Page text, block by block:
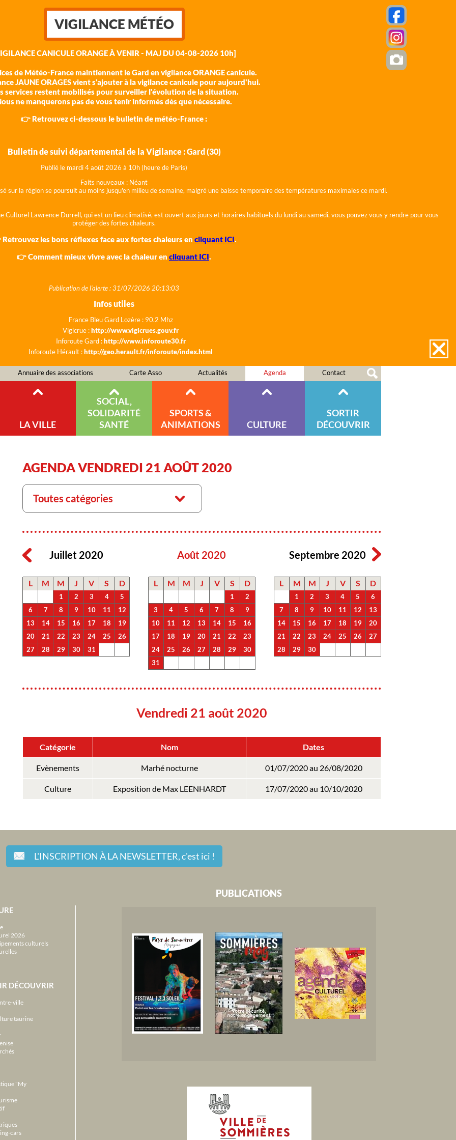
VIGILANCE MÉTÉO
CANICULE ORANGE À VENIR - MAJ DU 04-08-2026 10h]
de Météo-France maintiennent le Gard en vigilance ORANGE canicule.
JAUNE ORAGES vient s'ajouter à la vigilance canicule pour aujourd'hui.
services restent mobilisés pour surveiller l'évolution de la situation.
ne manquerons pas de vous tenir informés dès que nécessaire.
👉 Retrouvez ci-dessous le bulletin de météo-France :
Bulletin de suivi départemental de la Vigilance : Gard (30)
Publié le mardi 4 août 2026 à 10h (heure de Paris)
Faits nouveaux : Néant
sur la région se poursuit au moins jusqu'en milieu de semaine, malgré une baisse temporaire des températures maximales ce mardi.
Lawrence Durrell, qui est un lieu climatisé, est ouvert aux jours et horaires habituels du lundi au samedi, vous pouvez vous y rendre pour vous
protéger des fortes chaleurs.
les bons réflexes face aux fortes chaleurs en cliquant ICI.
👉 Comment mieux vivre avec la chaleur en cliquant ICI.
Publication de l'alerte : 31/07/2026 20:13:03
Infos utiles
France Bleu Gard Lozère : 90.2 Mhz
Vigicrue :http://www.vigicrues.gouv.fr
Inforoute Gard :http://www.inforoute30.fr
Inforoute Hérault :http://geo.herault.fr/inforoute/index.html
Annuaire des associations Carte Asso Actualités Agenda Contact
LA VILLE
SOCIAL,
SOLIDARITÉ
SANTÉ
SPORTS &
ANIMATIONS
CULTURE
SORTIR
DÉCOUVRIR
AGENDA VENDREDI 21 AOÛT 2020
Toutes catégories
Juillet 2020
L M M J V S D
1 2 3 4
5
6
7 8 9 10 11
12
13
14 15 16 17 18
19
20
21 22 23 24 25
26
27
28 29 30 31
Août 2020
L M M J V S D
1
2
3
4 5 6 7 8
9
10
11 12 13 14 15
16
17
18 19 20 21 22
23
24
25 26 27 28 29
30
31
Septembre 2020
L M M J V S D
1 2 3 4 5
6
7
8 9 10 11 12
13
14
15 16 17 18 19
20
21
22 23 24 25 26
27
28
29 30
Vendredi 21 août 2020
Catégorie Nom Dates
Evènements Marhé nocturne 01/07/2020 au 26/08/2020
Culture Exposition de Max LEENHARDT 17/07/2020 au 10/10/2020
L'INSCRIPTION À LA NEWSLETTER,c'est ici !
2026
culturels
DÉCOUVRIR
ville
taurine
"My
cars
PUBLICATIONS